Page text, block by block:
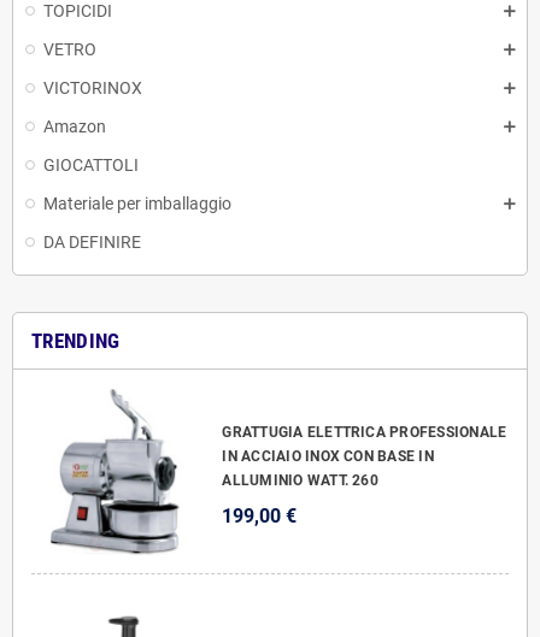
TOPICIDI
VETRO
VICTORINOX
Amazon
GIOCATTOLI
Materiale per imballaggio
DA DEFINIRE
TRENDING
GRATTUGIA ELETTRICA PROFESSIONALE
IN ACCIAIO INOX CON BASE IN
ALLUMINIO WATT. 260
199,00 €